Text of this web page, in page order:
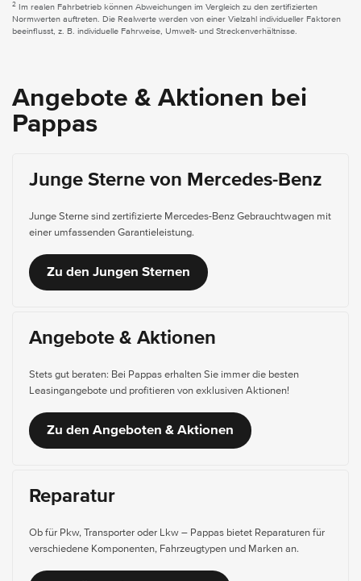
2
Im realen Fahrbetrieb können Abweichungen im Vergleich zu den zertifizierten
Normwerten auftreten. Die Realwerte werden von einer Vielzahl individueller Faktoren
beeinflusst, z. B. individuelle Fahrweise, Umwelt- und Streckenverhältnisse.
Angebote & Aktionen bei
Pappas
Junge Sterne von Mercedes-Benz
Junge Sterne sind zertifizierte Mercedes-Benz Gebrauchtwagen mit
einer umfassenden Garantieleistung.
Zu den Jungen Sternen
Angebote & Aktionen
Stets gut beraten: Bei Pappas erhalten Sie immer die besten
Leasingangebote und profitieren von exklusiven Aktionen!
Zu den Angeboten & Aktionen
Reparatur
Ob für Pkw, Transporter oder Lkw – Pappas bietet Reparaturen für
verschiedene Komponenten, Fahrzeugtypen und Marken an.